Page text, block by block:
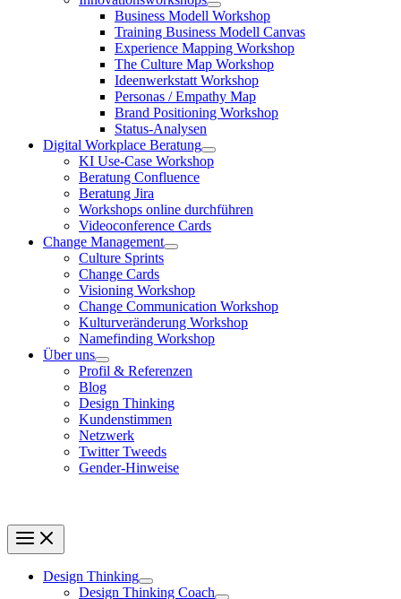
Business Modell Workshop
Training Business Modell Canvas
Experience Mapping Workshop
The Culture Map Workshop
Ideenwerkstatt Workshop
Personas / Empathy Map
Brand Positioning Workshop
Status-Analysen
Digital Workplace Beratung
KI Use-Case Workshop
Beratung Confluence
Beratung Jira
Workshops online durchführen
Videoconference Cards
Change Management
Culture Sprints
Change Cards
Visioning Workshop
Change Communication Workshop
Kulturveränderung Workshop
Namefinding Workshop
Über uns
Profil & Referenzen
Blog
Design Thinking
Kundenstimmen
Netzwerk
Twitter Tweeds
Gender-Hinweise
Design Thinking
Design Thinking Coach